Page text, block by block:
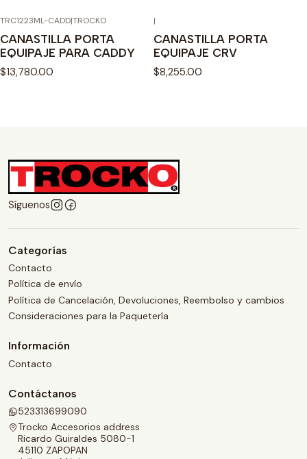
TRC1223ML-CADD|TROCKO
CANASTILLA PORTA
EQUIPAJE PARA CADDY
$13,780.00
|
CANASTILLA PORTA
EQUIPAJE CRV
$8,255.00
Síguenos
Categorías
Contacto
Política de envío
Política de Cancelación, Devoluciones, Reembolso y cambios
Consideraciones para la Paquetería
Información
Contacto
Contáctanos
523313699090
Trocko Accesorios address
Ricardo Guiraldes 5080-1
45110 ZAPOPAN